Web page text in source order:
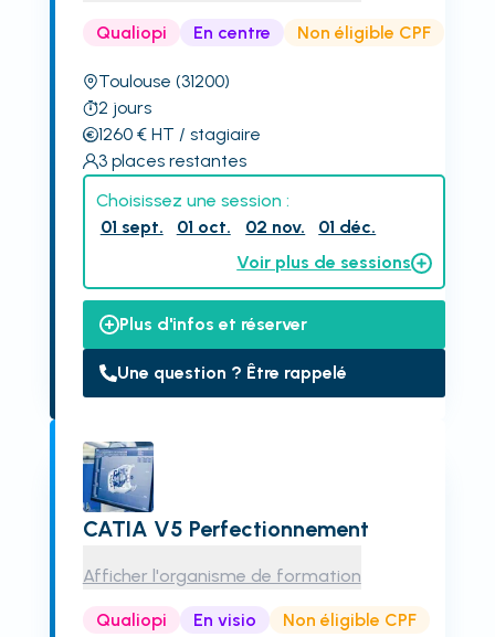
Qualiopi En centre Non éligible CPF
Toulouse (31200)
2 jours
1260€ HT / stagiaire
3 places restantes
Choisissez une session :
01 sept.
01 oct. 02 nov.
01 déc.
Voir plus de sessions
Plus d'infos et réserver
Une question ? Être rappelé
CATIA V5 Perfectionnement
Afficher l'organisme de formation
Qualiopi En visio Non éligible CPF